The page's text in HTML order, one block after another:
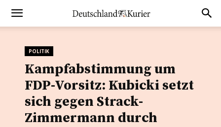
POLITIK
Kampfabstimmung um
FDP-Vorsitz: Kubicki setzt
sich gegen Strack-
Zimmermann durch